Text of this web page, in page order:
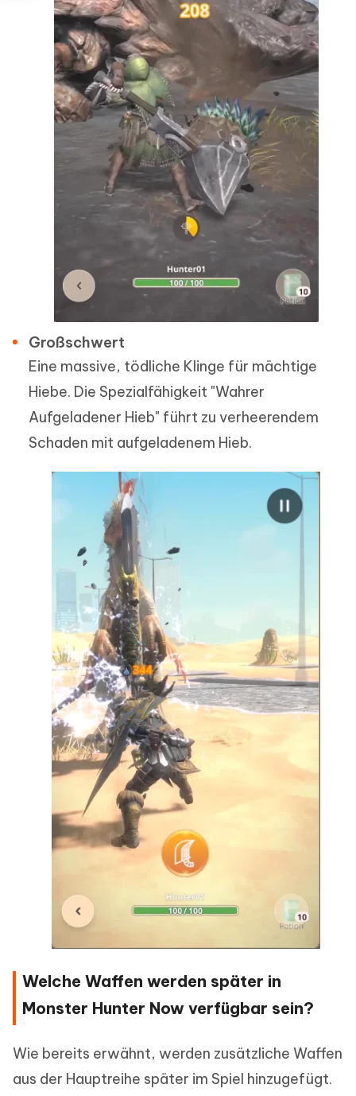
Großschwert
Eine massive, tödliche Klinge für mächtige
Hiebe. Die Spezialfähigkeit "Wahrer
Aufgeladener Hieb" führt zu verheerendem
Schaden mit aufgeladenem Hieb.
Welche Waffen werden später in
Monster Hunter Now verfügbar sein?
Wie bereits erwähnt, werden zusätzliche Waffen
aus der Hauptreihe später im Spiel hinzugefügt.